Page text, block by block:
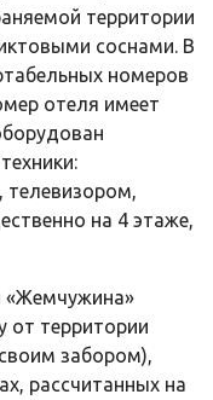
территории
соснами. В
номеров
отеля имеет
на 4 этаже,
«Жемчужина»
от территории
забором),
рассчитанных на